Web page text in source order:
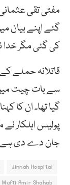
مفتی تقی
گئے اپنے بیان
کی گئی مگر خدا
قاتلانہ حملے
سے بات چیت میں
گیا تھا۔ ان کا
پولیس اہلکار
جان دے دی
Jinnah Hospital
Mufti Amir Shahab